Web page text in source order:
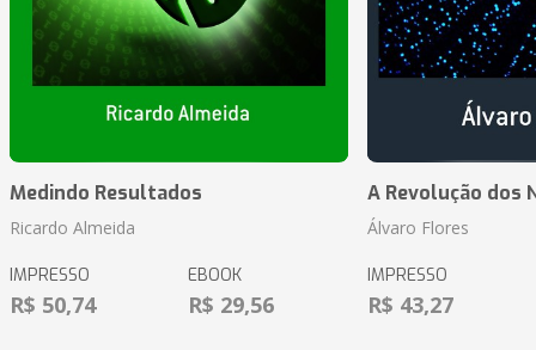
Medindo Resultados
Ricardo Almeida
IMPRESSO
R$ 50,74
EBOOK
R$ 29,56
A Revolução dos
Álvaro Flores
IMPRESSO
R$ 43,27